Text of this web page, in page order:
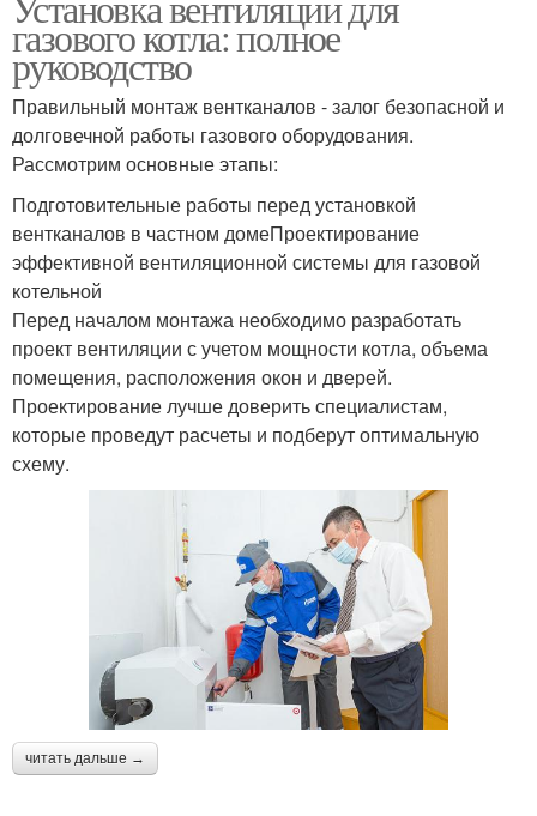
газового котла: полное
руководство
Правильный монтаж вентканалов - залог безопасной и
долговечной работы газового оборудования.
Рассмотрим основные этапы:
Подготовительные работы перед установкой
вентканалов в частном домеПроектирование
эффективной вентиляционной системы для газовой
котельной
Перед началом монтажа необходимо разработать
проект вентиляции с учетом мощности котла, объема
помещения, расположения окон и дверей.
Проектирование лучше доверить специалистам,
которые проведут расчеты и подберут оптимальную
схему.
читать дальше →